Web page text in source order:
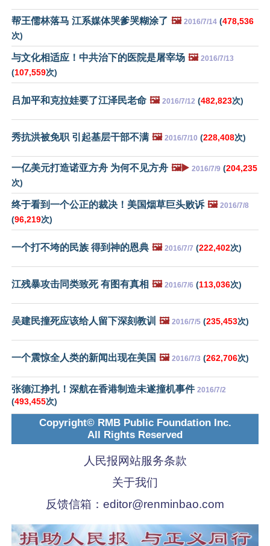
帮王儒林落马 江系媒体哭爹哭糊涂了 🖼️ 2016/7/14 (478,536
次)
与文化相适应！中共治下的医院是屠宰场 🖼️ 2016/7/13
(107,559次)
吕加平和克拉娃要了江泽民老命 🖼️ 2016/7/12 (482,823次)
秀抗洪被免职 引起基层干部不满 🖼️ 2016/7/10 (228,408次)
一亿美元打造诺亚方舟 为何不见方舟 🖼️▶️ 2016/7/9 (204,235
次)
终于看到一个公正的裁决！美国烟草巨头败诉 🖼️ 2016/7/8
(96,219次)
一个打不垮的民族 得到神的恩典 🖼️ 2016/7/7 (222,402次)
江残暴攻击同类致死 有图有真相 🖼️ 2016/7/6 (113,036次)
吴建民撞死应该给人留下深刻教训 🖼️ 2016/7/5 (235,453次)
一个震惊全人类的新闻出现在美国 🖼️ 2016/7/3 (262,706次)
张德江挣扎！深航在香港制造未遂撞机事件 2016/7/2
(493,455次)
Copyright© RMB Public Foundation Inc.
All Rights Reserved
人民报网站服务条款
关于我们
反馈信箱： editor@renminbao.com